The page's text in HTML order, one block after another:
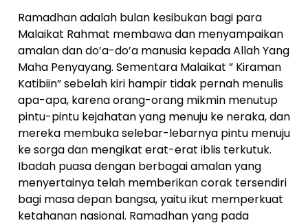
Ramadhan adalah bulan kesibukan bagi para
Malaikat Rahmat membawa dan menyampaikan
amalan dan do’a-do’a manusia kepada Allah Yang
Maha Penyayang. Sementara Malaikat ” Kiraman
Katibiin” sebelah kiri hampir tidak pernah menulis
apa-apa, karena orang-orang mikmin menutup
pintu-pintu kejahatan yang menuju ke neraka, dan
mereka membuka selebar-lebarnya pintu menuju
ke sorga dan mengikat erat-erat iblis terkutuk.
Ibadah puasa dengan berbagai amalan yang
menyertainya telah memberikan corak tersendiri
bagi masa depan bangsa, yaitu ikut memperkuat
ketahanan nasional. Ramadhan yang pada